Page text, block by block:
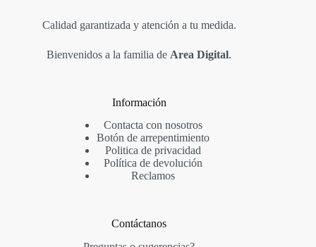
Calidad garantizada y atención a tu medida.
Bienvenidos a la familia de Area Digital.
Información
Contacta con nosotros
Botón de arrepentimiento
Politica de privacidad
Política de devolución
Reclamos
Contáctanos